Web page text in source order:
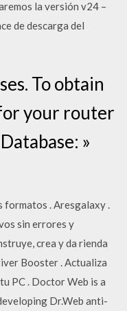
la versión v24 –
de descarga del
To obtain
your router
»
formatos . Aresgalaxy .
sin errores y
crea y da rienda
Booster . Actualiza
PC . Doctor Web is a
Dr.Web anti-